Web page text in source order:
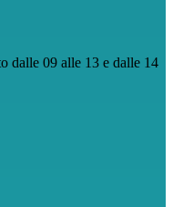
dalle 09 alle 13 e dalle 14